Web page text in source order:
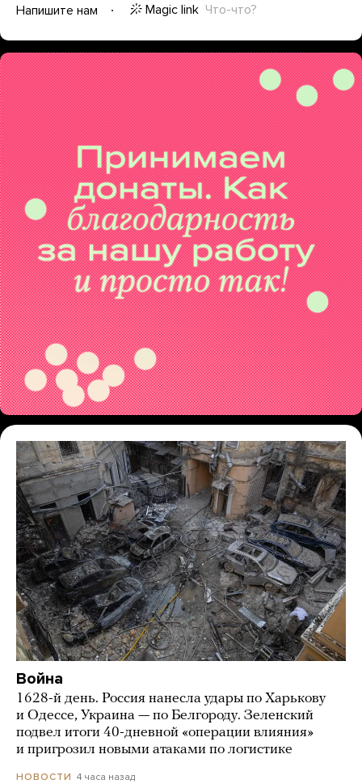
Напишите нам
Magic link Что-что?
Война
1628-й день. Россия нанесла удары по Харькову
и Одессе, Украина — по Белгороду. Зеленский
подвел итоги 40-дневной «операции влияния»
и пригрозил новыми атаками по логистике
НОВОСТИ 4 часа назад